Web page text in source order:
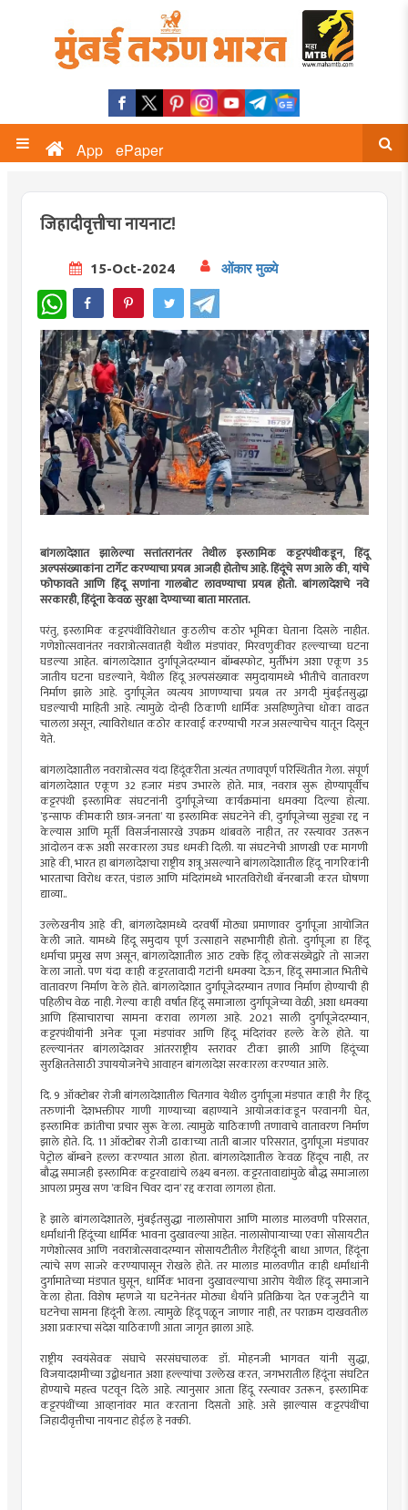
App ePaper
जिहादीवृत्तीचा नायनाट!
15-Oct-2024 ओंकार मुळ्ये
WhatsApp
बांगलादेशात झालेल्या सत्तांतरानंतर तेथील इस्लामिक कट्टरपंथीकडून, हिंदू
अल्पसंख्याकांना टार्गेट करण्याचा प्रयत्न आजही होतोच आहे. हिंदूंचे सण आले की, यांचे
फोफावते आणि हिंदू सणांना गालबोट लावण्याचा प्रयत्न होतो. बांगलादेशचे नवे
सरकारही, हिंदूंना केवळ सुरक्षा देण्याच्या बाता मारतात.
परंतु, इस्लामिक कट्टरपंथींविरोधात कुठलीच कठोर भूमिका घेताना दिसले नाहीत.
गणेशोत्सवानंतर नवरात्रोत्सवातही येथील मंडपांवर, मिरवणुकीवर हल्ल्याच्या घटना
घडल्या आहेत. बांगलादेशात दुर्गापूजेदरम्यान बॉम्बस्फोट, मुर्तींभंग अशा एकूण 35
जातीय घटना घडल्याने, येथील हिंदू अल्पसंख्याक समुदायामध्ये भीतीचे वातावरण
निर्माण झाले आहे. दुर्गापूजेत व्यत्यय आणण्याचा प्रयत्न तर अगदी मुंबईतसुद्धा
घडल्याची माहिती आहे. त्यामुळे दोन्ही ठिकाणी धार्मिक असहिष्णुतेचा धोका वाढत
चालला असून, त्याविरोधात कठोर कारवाई करण्याची गरज असल्याचेच यातून दिसून
येते.
बांगलादेशातील नवरात्रोत्सव यंदा हिंदूंकरीता अत्यंत तणावपूर्ण परिस्थितीत गेला. संपूर्ण
बांगलादेशात एकूण 32 हजार मंडप उभारले होते. मात्र, नवरात्र सुरू होण्यापूर्वीच
कट्टरपंथी इस्लामिक संघटनांनी दुर्गापूजेच्या कार्यक्रमांना धमक्या दिल्या होत्या.
’इन्साफ कीमकारी छात्र-जनता’ या इस्लामिक संघटनेने की, दुर्गापूजेच्या सुट्ट्या रद्द न
केल्यास आणि मूर्ती विसर्जनासारखे उपक्रम थांबवले नाहीत, तर रस्त्यावर उतरून
आंदोलन करू अशी सरकारला उघड धमकी दिली. या संघटनेची आणखी एक मागणी
आहे की, भारत हा बांगलादेशचा राष्ट्रीय शत्रू असल्याने बांगलादेशातील हिंदू नागरिकांनी
भारताचा विरोध करत, पंडाल आणि मंदिरांमध्ये भारतविरोधी बॅनरबाजी करत घोषणा
द्याव्या..
उल्लेखनीय आहे की, बांगलादेशमध्ये दरवर्षी मोठ्या प्रमाणावर दुर्गापूजा आयोजित
केली जाते. यामध्ये हिंदू समुदाय पूर्ण उत्साहाने सहभागीही होतो. दुर्गापूजा हा हिंदू
धर्माचा प्रमुख सण असून, बांगलादेशातील आठ टक्के हिंदू लोकसंख्येद्वारे तो साजरा
केला जातो. पण यंदा काही कट्टरतावादी गटांनी धमक्या देऊन, हिंदू समाजात भितीचे
वातावरण निर्माण केले होते. बांगलादेशात दुर्गापूजेदरम्यान तणाव निर्माण होण्याची ही
पहिलीच वेळ नाही. गेल्या काही वर्षांत हिंदू समाजाला दुर्गापूजेच्या वेळी, अशा धमक्या
आणि हिंसाचाराचा सामना करावा लागला आहे. 2021 साली दुर्गापूजेदरम्यान,
कट्टरपंथीयांनी अनेक पूजा मंडपांवर आणि हिंदू मंदिरांवर हल्ले केले होते. या
हल्ल्यानंतर बांगलादेशवर आंतरराष्ट्रीय स्तरावर टीका झाली आणि हिंदूंच्या
सुरक्षिततेसाठी उपाययोजनेचे आवाहन बांगलादेश सरकारला करण्यात आले.
दि. 9 ऑक्टोबर रोजी बांगलादेशातील चितगाव येथील दुर्गापूजा मंडपात काही गैर हिंदू
तरुणांनी देशभक्तीपर गाणी गाण्याच्या बहाण्याने आयोजकांकडून परवानगी घेत,
इस्लामिक क्रांतीचा प्रचार सुरू केला. त्यामुळे याठिकाणी तणावाचे वातावरण निर्माण
झाले होते. दि. 11 ऑक्टोबर रोजी ढाकाच्या ताती बाजार परिसरात, दुर्गापूजा मंडपावर
पेट्रोल बॉम्बने हल्ला करण्यात आला होता. बांगलादेशातील केवळ हिंदूच नाही, तर
बौद्ध समाजही इस्लामिक कट्टरवाद्यांचे लक्ष्य बनला. कट्टरतावाद्यांमुळे बौद्ध समाजाला
आपला प्रमुख सण ’कथिन चिवर दान’ रद्द करावा लागला होता.
हे झाले बांगलादेशातले, मुंबईतसुद्धा नालासोपारा आणि मालाड मालवणी परिसरात,
धर्मांधांनी हिंदूंच्या धार्मिक भावना दुखावल्या आहेत. नालासोपार्‍याच्या एका सोसायटीत
गणेशोत्सव आणि नवरात्रोत्सवादरम्यान सोसायटीतील गैरहिंदूंनी बाधा आणत, हिंदूंना
त्यांचे सण साजरे करण्यापासून रोखले होते. तर मालाड मालवणीत काही धर्मांधांनी
दुर्गामातेच्या मंडपात घुसून, धार्मिक भावना दुखावल्याचा आरोप येथील हिंदू समाजाने
केला होता. विशेष म्हणजे या घटनेनंतर मोठ्या धैर्याने प्रतिक्रिया देत एकजुटीने या
घटनेचा सामना हिंदूंनी केला. त्यामुळे हिंदू पळून जाणार नाही, तर पराक्रम दाखवतील
अशा प्रकारचा संदेश याठिकाणी आता जागृत झाला आहे.
राष्ट्रीय स्वयंसेवक संघाचे सरसंघचालक डॉ. मोहनजी भागवत यांनी सुद्धा,
विजयादशमीच्या उद्बोधनात अशा हल्ल्यांचा उल्लेख करत, जगभरातील हिंदूंना संघटित
होण्याचे महत्त्व पटवून दिले आहे. त्यानुसार आता हिंदू रस्त्यावर उतरून, इस्लामिक
कट्टरपंथींच्या आव्हानांवर मात करताना दिसतो आहे. असे झाल्यास कट्टरपंथींचा
जिहादीवृत्तीचा नायनाट होईल हे नक्की.